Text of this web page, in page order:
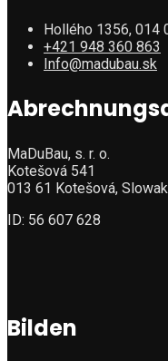
Hollého 1356, 014
+421 948 360 863
Info@madubau.sk
MaDuBau, s. r. o.
Kotešová 541
013 61 Kotešová,
ID: 56 607 628
Bilden